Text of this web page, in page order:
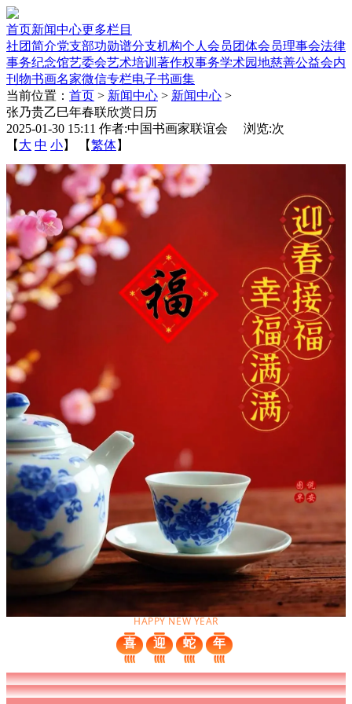
首页新闻中心更多栏目
社团简介党支部功勋谱分支机构个人会员团体会员理事会法律
事务纪念馆艺委会艺术培训 著作权事务学术园地慈善公益会内
刊物书画名家微信专栏电子书画集
当前位置： 首页 > 新闻中心 > 新闻中心 >
张乃贵乙巳年春联欣赏日历
2025-01-30 15:11 作者:中国书画家联谊会 浏览:次
【 大 中 小】 【繁体】
HAPPY NEW YEAR
喜 迎 蛇 年